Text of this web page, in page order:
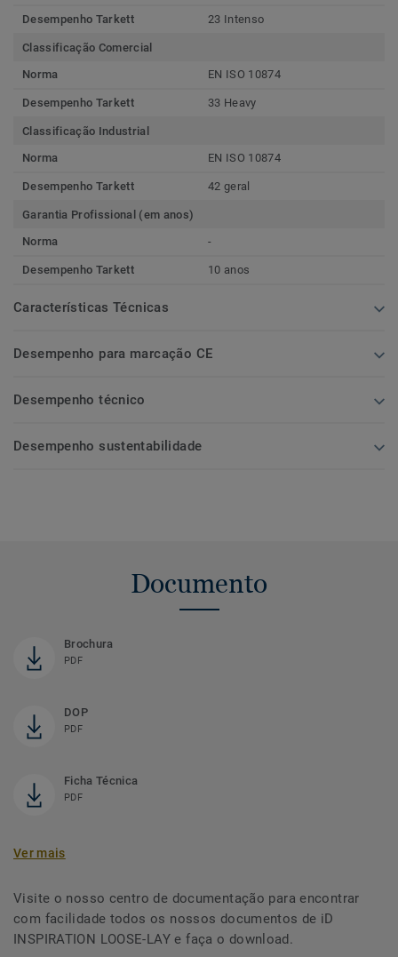
Desempenho Tarkett 23 Intenso
Classificação Comercial
Norma
EN ISO 10874
Desempenho Tarkett 33 Heavy
Classificação Industrial
Norma
EN ISO 10874
Desempenho Tarkett 42 geral
Garantia Profissional (em anos)
Norma
-
Desempenho Tarkett 10 anos
Características Técnicas
Desempenho para marcação CE
Desempenho técnico
Desempenho sustentabilidade
Documento
Brochura
PDF
DOP
PDF
Ficha Técnica
PDF
Ver mais
Visite o nosso centro de documentação para encontrar
com facilidade todos os nossos documentos de iD
INSPIRATION LOOSE-LAY e faça o download.